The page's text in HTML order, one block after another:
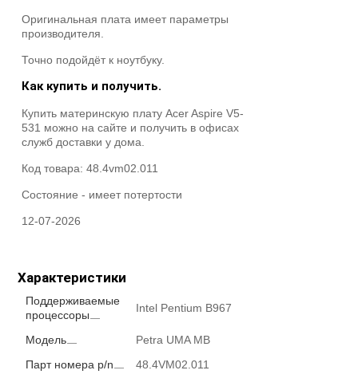
Оригинальная плата имеет параметры
производителя.
Точно подойдёт к ноутбуку.
Как купить и получить.
Купить материнскую плату Acer Aspire V5-
531 можно на сайте и получить в офисах
служб доставки у дома.
Код товара: 48.4vm02.011
Состояние - имеет потертости
12-07-2026
Характеристики
Поддерживаемые
процессоры
Intel Pentium B967
Модель
Petra UMA MB
Парт номера p/n
48.4VM02.011